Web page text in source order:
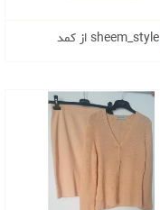
از کمد sheem_style